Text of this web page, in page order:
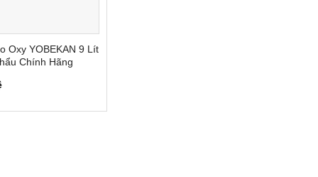
Oxy YOBEKAN 9 Lít
Chính Hãng